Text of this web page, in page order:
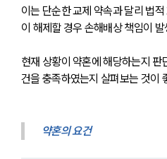
이는 단순한 교제 약속과 달리 법
이 해제할 경우 손해배상 책임이 발
현재 상황이 약혼에 해당하는지
건을 충족하였는지 살펴보는 것이
약혼의 요건